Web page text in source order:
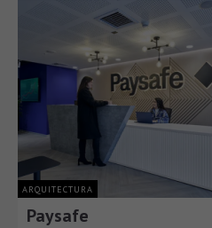
ARQUITECTURA
Paysafe